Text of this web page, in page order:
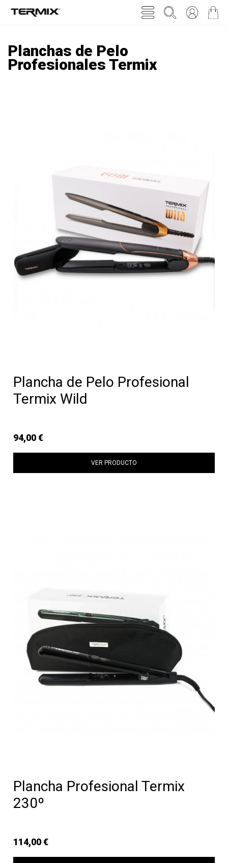
Planchas de Pelo
Profesionales Termix
Plancha de Pelo Profesional
Termix Wild
94,00 €
VER PRODUCTO
Plancha Profesional Termix
230º
114,00 €